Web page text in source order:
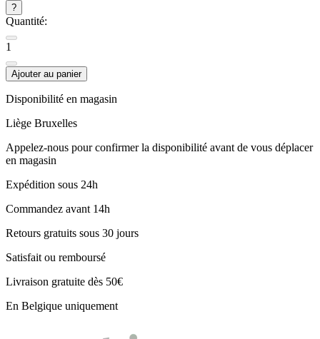
?
Quantité:
1
Ajouter au panier
Disponibilité en magasin
Liège Bruxelles
Appelez-nous pour confirmer la disponibilité avant de vous déplacer
en magasin
Expédition sous 24h
Commandez avant 14h
Retours gratuits sous 30 jours
Satisfait ou remboursé
Livraison gratuite dès 50€
En Belgique uniquement